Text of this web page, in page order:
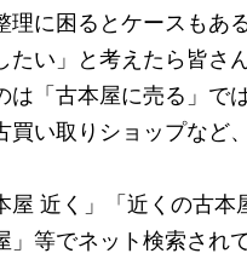
に困るとケースもあ
たい」と考えたら皆さ
は「古本屋に売る」で
買い取りショップなど
屋 近く」「近くの古本
等でネット検索され